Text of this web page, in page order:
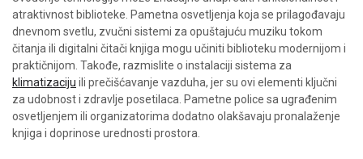
atraktivnost biblioteke. Pametna osvetljenja koja se prilagođavaju
dnevnom svetlu, zvučni sistemi za opuštajuću muziku tokom
čitanja ili digitalni čitači knjiga mogu učiniti biblioteku modernijom i
praktičnijom. Takođe, razmislite o instalaciji sistema za
klimatizaciju ili prečišćavanje vazduha, jer su ovi elementi ključni
za udobnost i zdravlje posetilaca. Pametne police sa ugrađenim
osvetljenjem ili organizatorima dodatno olakšavaju pronalaženje
knjiga i doprinose urednosti prostora.